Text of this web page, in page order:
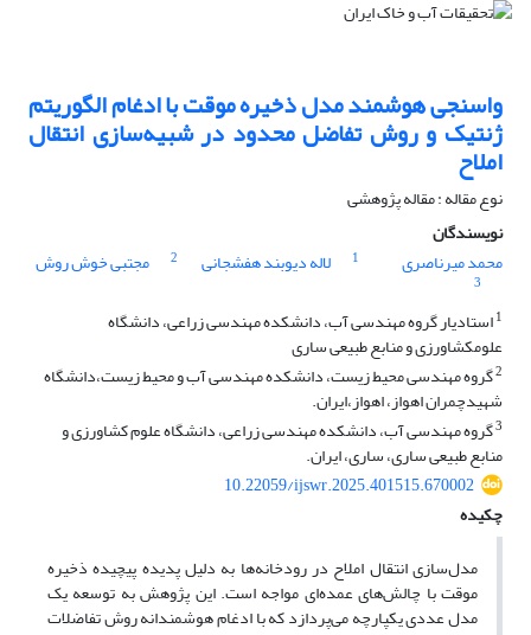
واسنجی هوشمند مدل ذخیره موقت با ادغام الگوریتم
ژنتیک و روش تفاضل محدود در شبیه‌سازی انتقال
املاح
نوع مقاله : مقاله پژوهشی
نویسندگان
محمد میرناصری
1 لاله دیوبند هفشجانی 2 مجتبی خوش روش
3
1استادیار گروه مهندسی آب، دانشکده مهندسی زراعی، دانشگاه
علومکشاورزی و منابع طبیعی ساری
2گروه مهندسی محیط زیست، دانشکده مهندسی آب و محیط زیست،دانشگاه
شهیدچمران اهواز، اهواز،ایران.
3گروه مهندسی آب، دانشکده مهندسی زراعی، دانشگاه علوم کشاورزی و
منابع طبیعی ساری، ساری، ایران.
10.22059/ijswr.2025.401515.670002
چکیده
مدل‌سازی انتقال املاح در رودخانه‌ها به دلیل پدیده پیچیده ذخیره
موقت با چالش‌های عمده‌ای مواجه است. این پژوهش به توسعه یک
مدل عددی یکپارچه می‌پردازد که با ادغام هوشمندانه روش تفاضلات